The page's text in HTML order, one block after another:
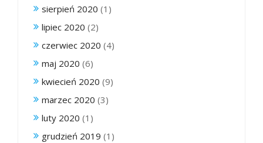
sierpień 2020 (1)
lipiec 2020 (2)
czerwiec 2020 (4)
maj 2020 (6)
kwiecień 2020 (9)
marzec 2020 (3)
luty 2020 (1)
grudzień 2019 (1)